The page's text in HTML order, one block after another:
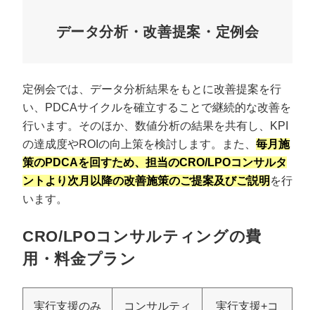
データ分析・改善提案・定例会
定例会では、データ分析結果をもとに改善提案を行
い、PDCAサイクルを確立することで継続的な改善を
行います。そのほか、数値分析の結果を共有し、KPI
の達成度やROIの向上策を検討します。また、 毎月施
策のPDCAを回すため、担当のCRO/LPOコンサルタ
ントより次月以降の改善施策のご提案及びご説明 を行
います。
CRO/LPOコンサルティングの費
用・料金プラン
実行支援のみ
コンサルティ
実行支援+コ